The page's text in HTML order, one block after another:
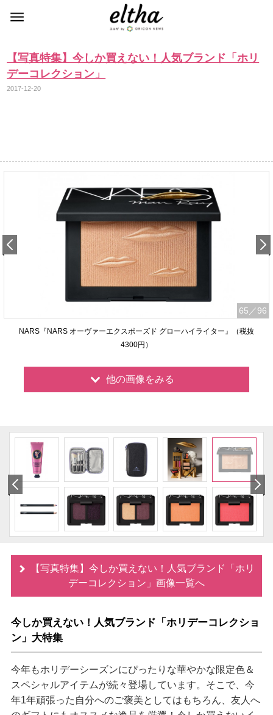
【写真特集】今しか買えない！人気ブランド「ホリ
デーコレクション」
2017-12-20
65 ／96
NARS『NARS オーヴァーエクスポーズド グローハイライター』（税抜
4300円）
他の画像をみる
【写真特集】今しか買えない！人気ブランド「ホリ
デーコレクション」画像一覧へ
今しか買えない！人気ブランド「ホリデーコレクショ
ン」大特集
今年もホリデーシーズンにぴったりな華やかな限定色＆
スペシャルアイテムが続々登場しています。そこで、今
年1年頑張った自分へのご褒美としてはもちろん、友人へ